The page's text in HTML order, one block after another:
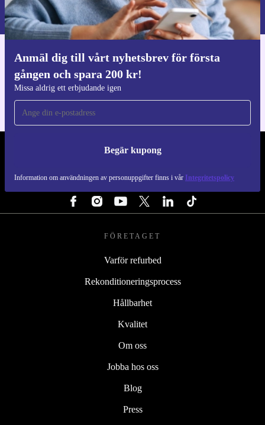
Anmäl dig till vårt nyhetsbrev för första
gången och spara 200 kr!
Missa aldrig ett erbjudande igen
Begär kupong
Information om användningen av personuppgifter finns i vår Integritetspolicy
Integritetspolicy
Ladda ner refurbed appen
För iOS och Android
REFURBED SVERIGE - RETHINK NEW.
FÖLJ OSS
FÖRETAGET
Varför refurbed
Rekonditioneringsprocess
Hållbarhet
Kvalitet
Om oss
Jobba hos oss
Blog
Press